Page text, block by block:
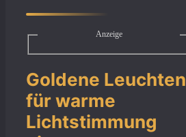
Anzeige
Goldene Leuchten
für warme
Lichtstimmung